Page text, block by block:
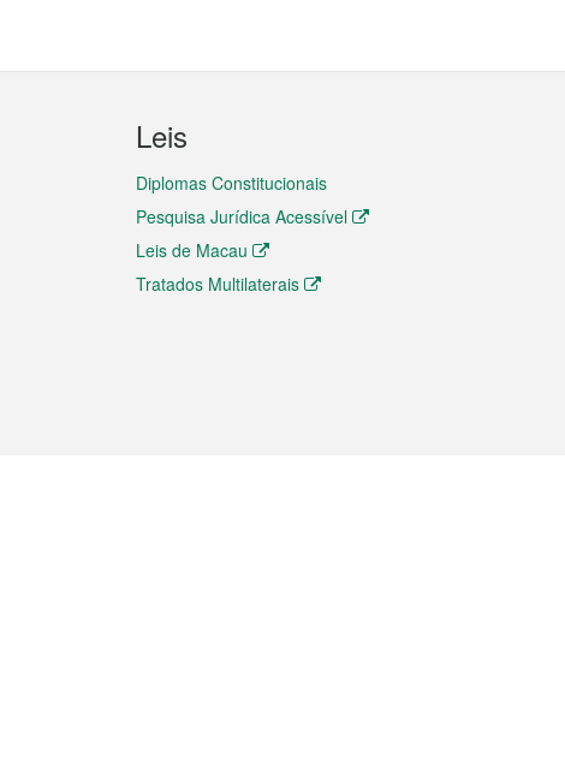
Leis
Diplomas Constitucionais
Pesquisa Jurídica Acessível
Leis de Macau
Tratados Multilaterais